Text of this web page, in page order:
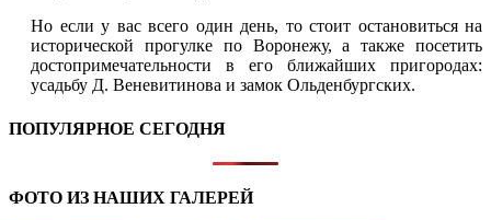
Но если у вас всего один день, то стоит остановиться на
исторической прогулке по Воронежу, а также посетить
достопримечательности в его ближайших пригородах:
усадьбу Д. Веневитинова и замок Ольденбургских.
ПОПУЛЯРНОЕ СЕГОДНЯ
ФОТО ИЗ НАШИХ ГАЛЕРЕЙ